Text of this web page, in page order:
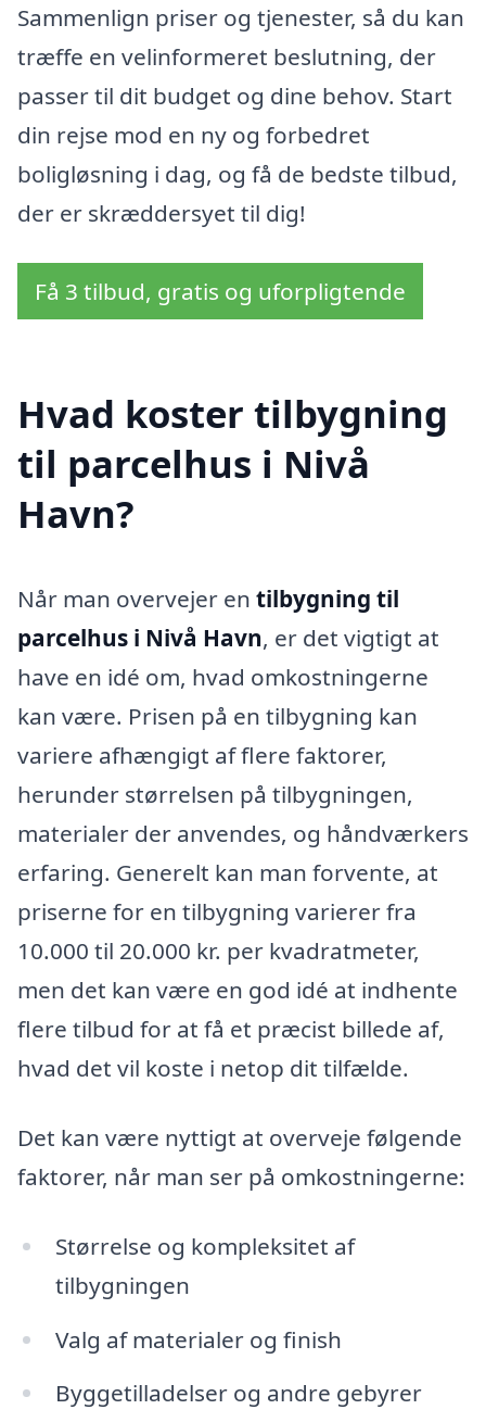
Sammenlign priser og tjenester, så du kan
træffe en velinformeret beslutning, der
passer til dit budget og dine behov. Start
din rejse mod en ny og forbedret
boligløsning i dag, og få de bedste tilbud,
der er skræddersyet til dig!
Få 3 tilbud, gratis og uforpligtende
Hvad koster tilbygning
til parcelhus i Nivå
Havn?
Når man overvejer en tilbygning til
parcelhus i Nivå Havn, er det vigtigt at
have en idé om, hvad omkostningerne
kan være. Prisen på en tilbygning kan
variere afhængigt af flere faktorer,
herunder størrelsen på tilbygningen,
materialer der anvendes, og håndværkers
erfaring. Generelt kan man forvente, at
priserne for en tilbygning varierer fra
10.000 til 20.000 kr. per kvadratmeter,
men det kan være en god idé at indhente
flere tilbud for at få et præcist billede af,
hvad det vil koste i netop dit tilfælde.
Det kan være nyttigt at overveje følgende
faktorer, når man ser på omkostningerne:
Størrelse og kompleksitet af
tilbygningen
Valg af materialer og finish
Byggetilladelser og andre gebyrer